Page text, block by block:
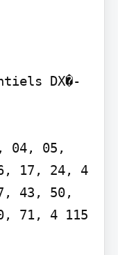
DX�-
04, 05,
17, 24, 4
43, 50,
71, 4 115